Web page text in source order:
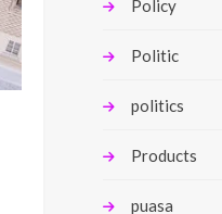
Policy
Politic
politics
Products
puasa